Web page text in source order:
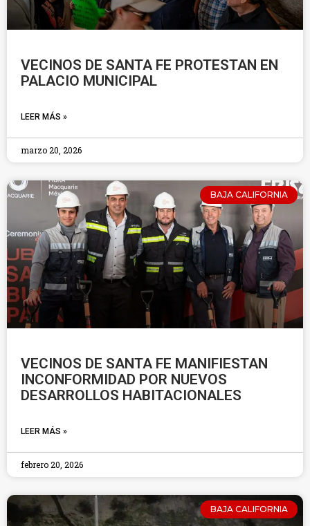
VECINOS DE SANTA FE PROTESTAN EN
PALACIO MUNICIPAL
LEER MÁS »
marzo 20, 2026
BAJA CALIFORNIA
VECINOS DE SANTA FE MANIFIESTAN
INCONFORMIDAD POR NUEVOS
DESARROLLOS HABITACIONALES
LEER MÁS »
febrero 20, 2026
BAJA CALIFORNIA